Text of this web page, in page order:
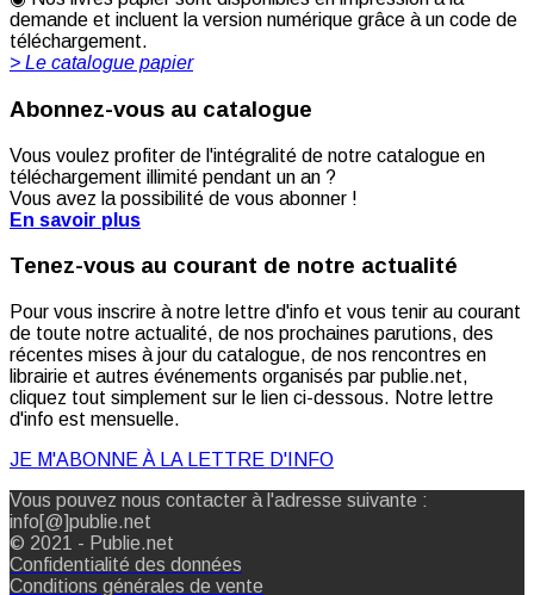
demande et incluent la version numérique grâce à un code de
téléchargement.
> Le catalogue papier
Abonnez-vous au catalogue
Vous voulez profiter de l'intégralité de notre catalogue en
téléchargement illimité pendant un an ?
Vous avez la possibilité de vous abonner !
En savoir plus
Tenez-vous au courant de notre actualité
Pour vous inscrire à notre lettre d'info et vous tenir au courant
de toute notre actualité, de nos prochaines parutions, des
récentes mises à jour du catalogue, de nos rencontres en
librairie et autres événements organisés par publie.net,
cliquez tout simplement sur le lien ci-dessous. Notre lettre
d'info est mensuelle.
JE M'ABONNE À LA LETTRE D'INFO
Vous pouvez nous contacter à l'adresse suivante :
info[@]publie.net
© 2021 - Publie.net
Confidentialité des données
Conditions générales de vente